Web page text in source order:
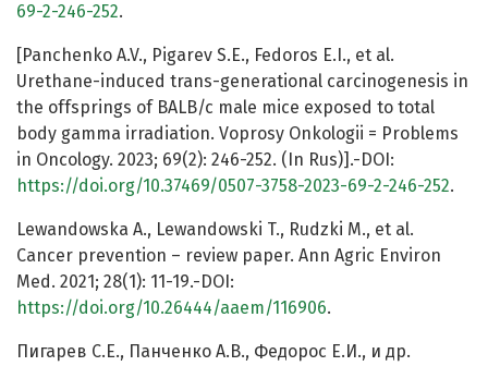
69-2-246-252.
[Panchenko A.V., Pigarev S.E., Fedoros E.I., et al.
Urethane-induced trans-generational carcinogenesis in
the offsprings of BALB/c male mice exposed to total
body gamma irradiation. Voprosy Onkologii = Problems
in Oncology. 2023; 69(2): 246-252. (In Rus)].-DOI:
https://doi.org/10.37469/0507-3758-2023-69-2-246-252.
Lewandowska A., Lewandowski T., Rudzki M., et al.
Cancer prevention – review paper. Ann Agric Environ
Med. 2021; 28(1): 11-19.-DOI:
https://doi.org/10.26444/aaem/116906.
Пигарев С.Е., Панченко А.В., Федорос Е.И., и др.